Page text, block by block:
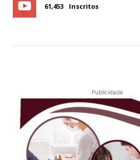
61,453 Inscritos
Publicidade